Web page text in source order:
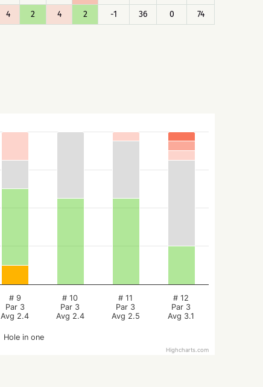
4 2 4 2 -1 36 0 74
Hole in one
# 9
Par 3
Avg 2.4
# 10
Par 3
Avg 2.4
# 11
Par 3
Avg 2.5
# 12
Par 3
Avg 3.1
Highcharts.com